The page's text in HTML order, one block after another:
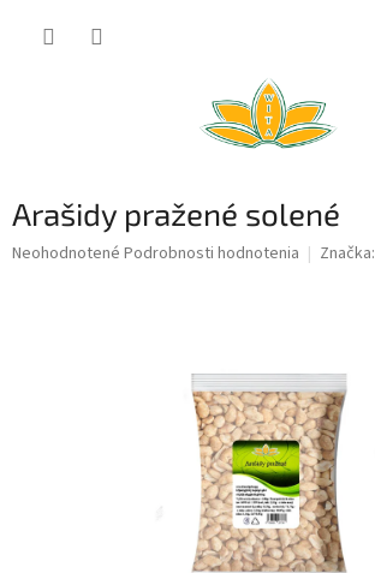
Arašidy pražené solené
Priemerné
Neohodnotené Podrobnosti hodnotenia Značka: